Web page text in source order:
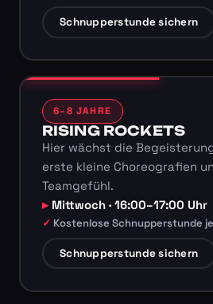
Schnupperstunde sichern
6–8 JAHRE
RISING ROCKETS
Hier wächst die
erste kleine Choreografien
Teamgefühl.
Mittwoch · 16:00–17:00 Uhr
Kostenlose Schnupperstunde
Schnupperstunde sichern